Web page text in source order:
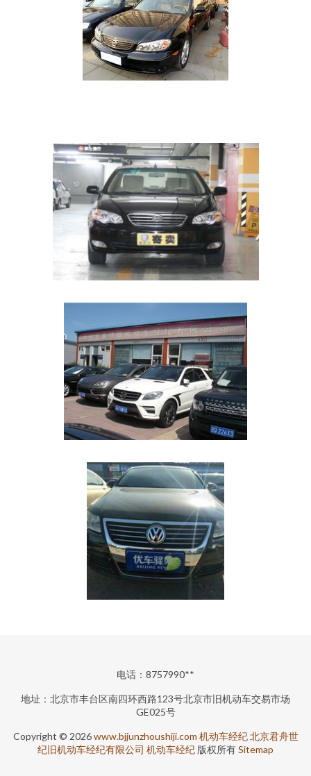
电话：8757990**
地址：北京市丰台区南四环西路123号北京市旧机动车交易市场
GE025号
Copyright © 2026www.bjjunzhoushiji.com 机动车经纪 北京君舟世
纪旧机动车经纪有限公司 机动车经纪 版权所有Sitemap